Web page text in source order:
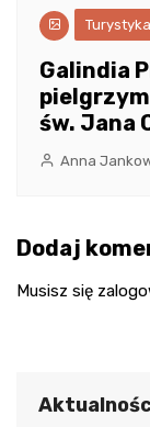
Turystyka
Galindia
św. Jana
Anna
Dodaj
Musisz się